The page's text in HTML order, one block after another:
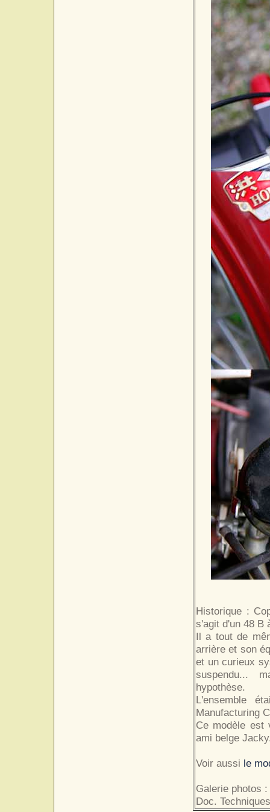
Historique :
s'agit d'un 48 B
Il a tout de
arrière et son
et un curieux
suspendu...
hypothèse.
L'ensemble
Manufacturing
Ce modèle est
ami belge
Voir aussi le
Galerie photos :
Doc.